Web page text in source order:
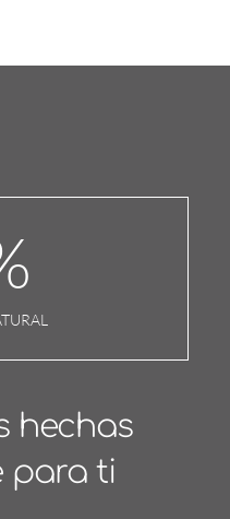
hechas
para ti